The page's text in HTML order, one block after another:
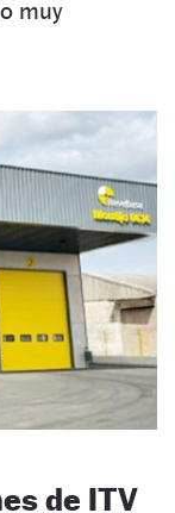
muy
de ITV